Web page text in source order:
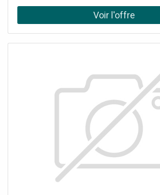
de la TÉLÉVISION connecteur, mâle Ø 9,5
SAT type F